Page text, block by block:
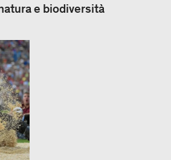
e biodiversità